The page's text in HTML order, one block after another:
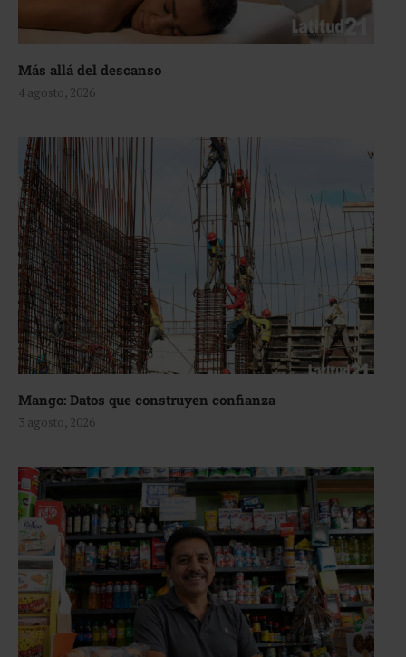
Más allá del descanso
4 agosto, 2026
Mango: Datos que construyen confianza
3 agosto, 2026